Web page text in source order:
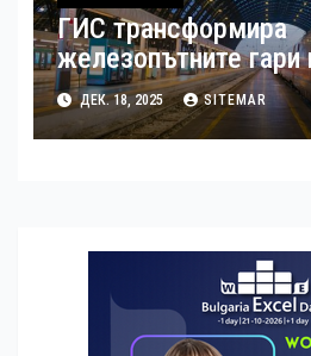
ГИС трансформира
железопътните гари
над 18 000 км
картографирана до
детайл
ДЕК. 18, 2025 SITEMAR